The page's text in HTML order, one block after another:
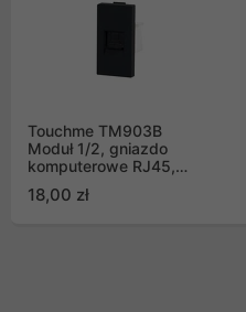
Touchme TM903B
Moduł 1/2, gniazdo
komputerowe RJ45,
18,00 zł